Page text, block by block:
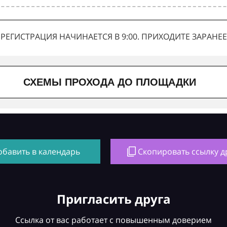
РЕГИСТРАЦИЯ НАЧИНАЕТСЯ В 9:00. ПРИХОДИТЕ ЗАРАНЕЕ
СХЕМЫ ПРОХОДА ДО ПЛОЩАДКИ
в календарь Скопировать ссылку
Пригласить друга
Ссылка от вас работает с повышенным доверием